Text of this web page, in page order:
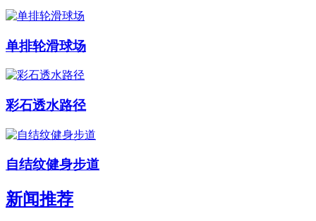
单排轮滑球场
彩石透水路径
自结纹健身步道
新闻推荐